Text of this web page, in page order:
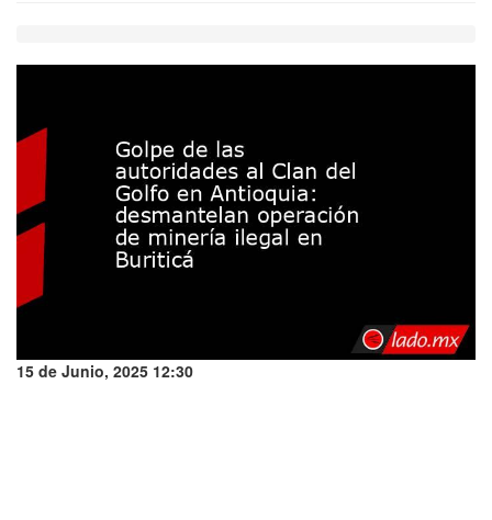
15 de Junio, 2025 12:30